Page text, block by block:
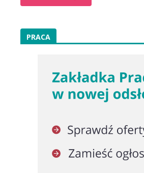
PRACA